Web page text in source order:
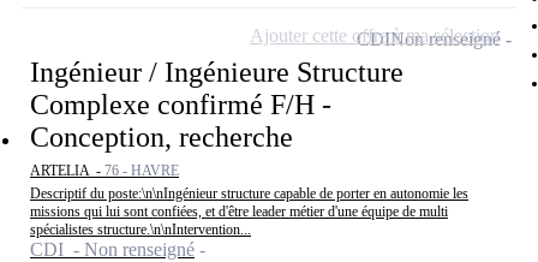
Ingénieur / Ingénieure Structure
Complexe confirmé F/H -
Conception, recherche
ARTELIA - 76 - HAVRE
Descriptif du poste:\n\nIngénieur structure capable de porter en autonomie les
missions qui lui sont confiées, et d'être leader métier d'une équipe de multi
spécialistes structure.\n\nIntervention...
CDI - Non renseigné
CDINon renseigné
Ajouter cette offre à ma sélection